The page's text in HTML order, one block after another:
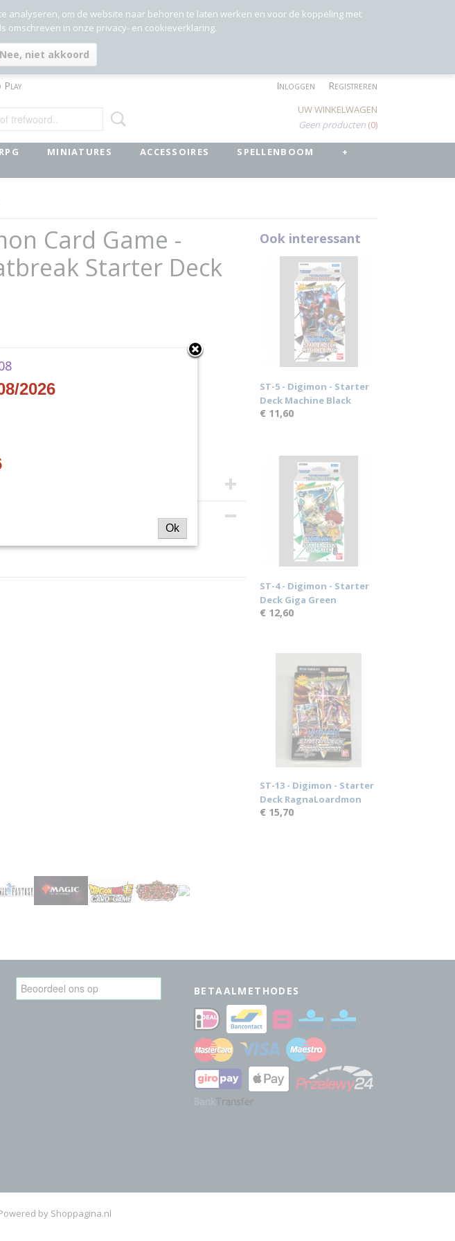
Play Inloggen Registreren
UW WINKELWAGEN
Geen producten (0)
RPG MINIATURES ACCESSOIRES SPELLENBOOM +
Card Game -
Starter Deck
Ook interessant
ST-5 - Digimon - Starter
Deck Machine Black
€ 11,60
ST-4 - Digimon - Starter
Deck Giga Green
€ 12,60
ST-13 - Digimon - Starter
Deck RagnaLoardmon
€ 15,70
BETAALMETHODES
by Shoppagina.nl
analyseren, om de website naar behoren te laten werken en voor de koppeling met
omschreven in onze privacy- en cookieverklaring.
Nee, niet akkoord
2026
Ok